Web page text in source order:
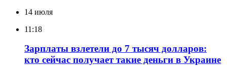
14 июля
11:18
Зарплаты взлетели до 7 тысяч долларов:
кто сейчас получает такие деньги в Украине